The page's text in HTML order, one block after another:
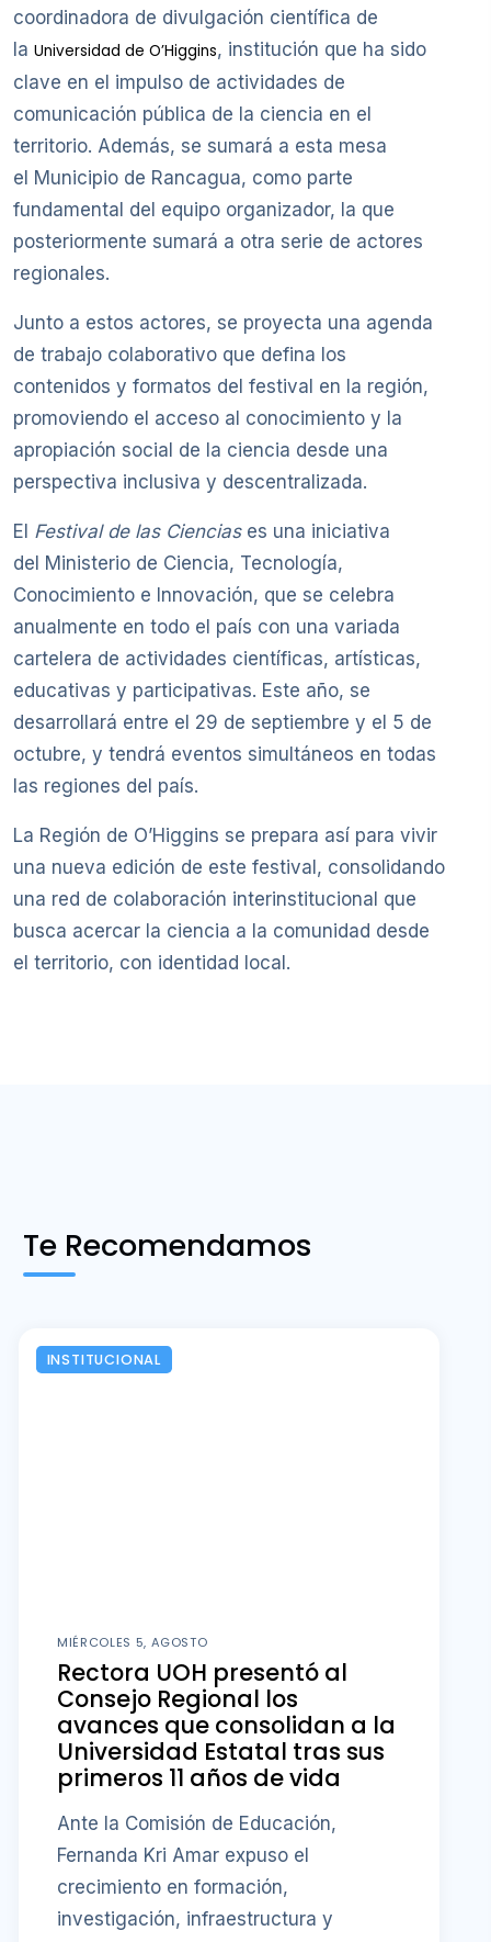
coordinadora de divulgación científica de
la Universidad de O’Higgins, institución que ha sido
clave en el impulso de actividades de
comunicación pública de la ciencia en el
territorio. Además, se sumará a esta mesa
el Municipio de Rancagua, como parte
fundamental del equipo organizador, la que
posteriormente sumará a otra serie de actores
regionales.
Junto a estos actores, se proyecta una agenda
de trabajo colaborativo que defina los
contenidos y formatos del festival en la región,
promoviendo el acceso al conocimiento y la
apropiación social de la ciencia desde una
perspectiva inclusiva y descentralizada.
El Festival de las Cienciases una iniciativa
del Ministerio de Ciencia, Tecnología,
Conocimiento e Innovación, que se celebra
anualmente en todo el país con una variada
cartelera de actividades científicas, artísticas,
educativas y participativas. Este año, se
desarrollará entre el 29 de septiembre y el 5 de
octubre, y tendrá eventos simultáneos en todas
las regiones del país.
La Región de O’Higgins se prepara así para vivir
una nueva edición de este festival, consolidando
una red de colaboración interinstitucional que
busca acercar la ciencia a la comunidad desde
el territorio, con identidad local.
Te Recomendamos
INSTITUCIONAL
MIÉRCOLES 5, AGOSTO
Rectora UOH presentó al
Consejo Regional los
avances que consolidan a la
Universidad Estatal tras sus
primeros 11 años de vida
Ante la Comisión de Educación,
Fernanda Kri Amar expuso el
crecimiento en formación,
investigación, infraestructura y